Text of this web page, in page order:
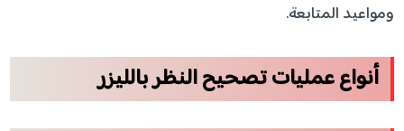
ومواعيد المتابعة.
أنواع عمليات تصحيح النظر بالليزر